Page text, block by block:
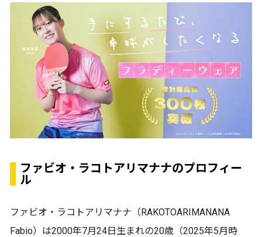
ファビオ・ラコトアリマナナのプロフィー
ル
ファビオ・ラコトアリマナナ（RAKOTOARIMANANA
Fabio）は2000年7月24日生まれの20歳（2025年5月時